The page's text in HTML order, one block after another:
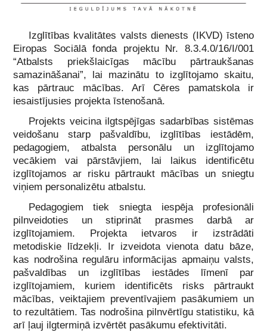
Izglītības kvalitātes valsts dienests (IKVD) īsteno
Eiropas Sociālā fonda projektu Nr. 8.3.4.0/16/I/001
“Atbalsts priekšlaicīgas mācību pārtraukšanas
samazināšanai”, lai mazinātu to izglītojamo skaitu,
kas pārtrauc mācības. Arī Cēres pamatskola ir
iesaistījusies projekta īstenošanā.
Projekts veicina ilgtspējīgas sadarbības sistēmas
veidošanu starp pašvaldību, izglītības iestādēm,
pedagogiem, atbalsta personālu un izglītojamo
vecākiem vai pārstāvjiem, lai laikus identificētu
izglītojamos ar risku pārtraukt mācības un sniegtu
viņiem personalizētu atbalstu.
Pedagogiem tiek sniegta iespēja profesionāli
pilnveidoties un stiprināt prasmes darbā ar
izglītojamiem. Projekta ietvaros ir izstrādāti
metodiskie līdzekļi. Ir izveidota vienota datu bāze,
kas nodrošina regulāru informācijas apmaiņu valsts,
pašvaldības un izglītības iestādes līmenī par
izglītojamiem, kuriem identificēts risks pārtraukt
mācības, veiktajiem preventīvajiem pasākumiem un
to rezultātiem. Tas nodrošina pilnvērtīgu statistiku, kā
arī ļauj ilgtermiņā izvērtēt pasākumu efektivitāti.